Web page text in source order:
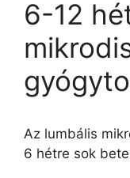
6-12
Az lumbális
6 hétre sok